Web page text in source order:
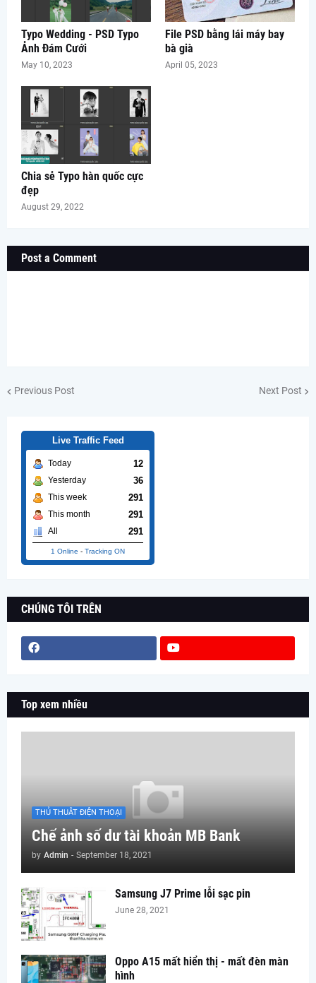
Typo Wedding - PSD Typo
Ảnh Đám Cưới
May 10, 2023
File PSD bằng lái máy bay
bà già
April 05, 2023
Chia sẻ Typo hàn quốc cực
đẹp
August 29, 2022
Post a Comment
Previous Post Next Post
Live Traffic Feed
Today 12
Yesterday 36
This week 291
This month 291
All 291
1 Online - Tracking ON
CHÚNG TÔI TRÊN
Top xem nhiều
THỦ THUÂT ĐIỆN THOẠI
Chế ảnh số dư tài khoản MB Bank
by Admin - September 18, 2021
Samsung J7 Prime lỗi sạc pin
June 28, 2021
Oppo A15 mất hiển thị - mất đèn màn
hình